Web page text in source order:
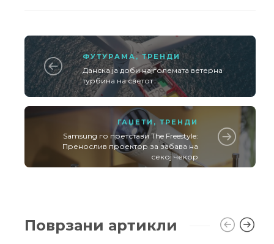
ФУТУРАМА , ТРЕНДИ
Данска ја доби најголемата ветерна
турбина на светот
ГАЏЕТИ ,ТРЕНДИ
Samsung го претстави The Freestyle:
Пренослив проектор за забава на
секој чекор
Поврзани артикли